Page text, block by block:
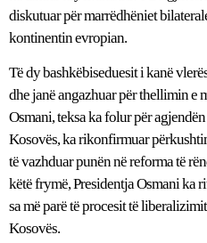
diskutuar për marrëdhëniet
kontinentin evropian.
Të dy bashkëbiseduesit i kanë
dhe janë angazhuar për thellimin e
Osmani, teksa ka folur për
Kosovës, ka rikonfirmuar
të vazhduar punën në reforma të
këtë frymë, Presidentja Osmani ka
sa më parë të procesit të
Kosovës.